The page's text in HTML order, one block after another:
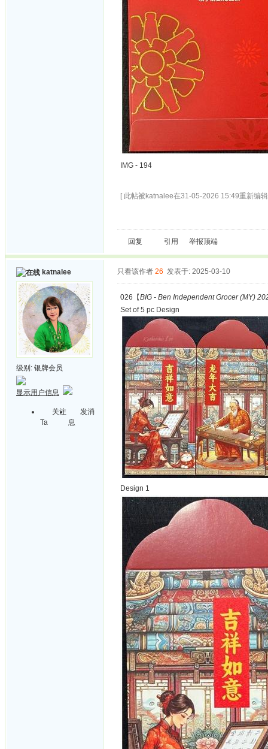
IMG - 194
[ 此帖被katnalee在31-05-2026 15:49重新编
回复 引用 举报顶端
katnalee
级别: 银牌会员
显示用户信息
关注
Ta
发消
息
只看该作者 26 发表于: 2025-03-10
026【BIG - Ben Independent Grocer (MY)
Set of 5 pc Design
Design 1